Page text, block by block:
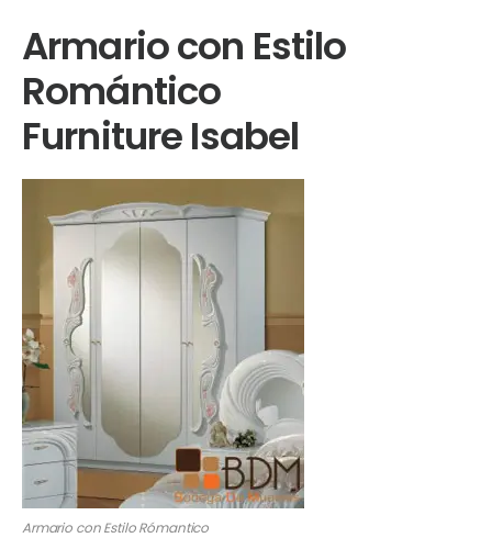
Armario con Estilo
Romántico
Furniture Isabel
Armario con Estilo Rómantico